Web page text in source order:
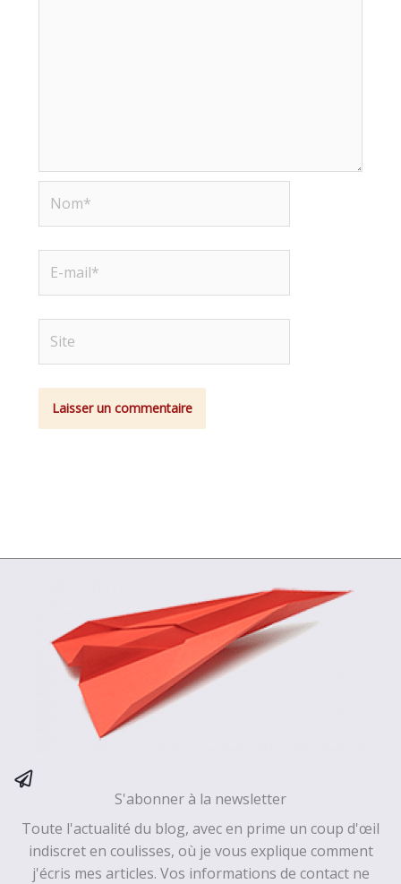
mail*
S'abonner à la newsletter
Toute l'actualité du blog, avec en prime un coup d'œil
indiscret en coulisses, où je vous explique comment
j'écris mes articles. Vos informations de contact ne